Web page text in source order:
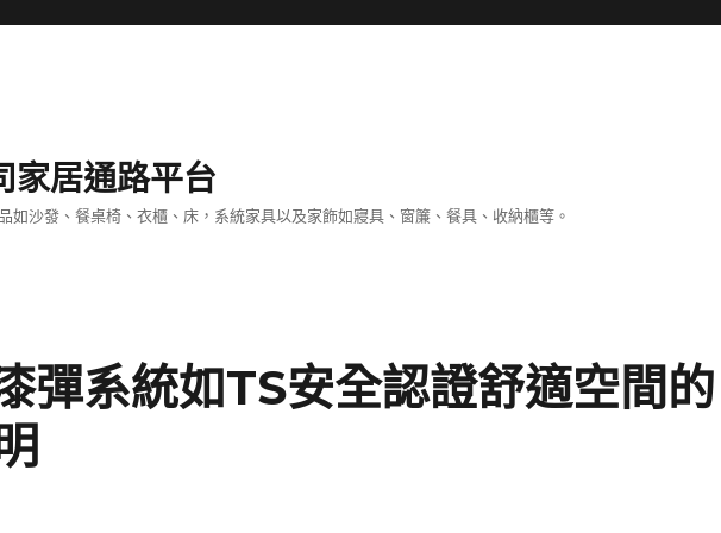
家居通路平台
如沙發、餐桌椅、衣櫃、床，系統家具以及家飾如寢具、窗簾、餐具、收納櫃等。
彈系統如TS安全認證舒適空間的